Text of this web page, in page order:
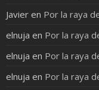
Javier en Por la raya
elnuja en Por la raya
elnuja en Por la raya
elnuja en Por la raya